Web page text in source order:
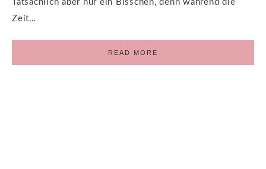
Tatsächlich aber nur ein Bisschen, denn während die
Zeit…
READ MORE